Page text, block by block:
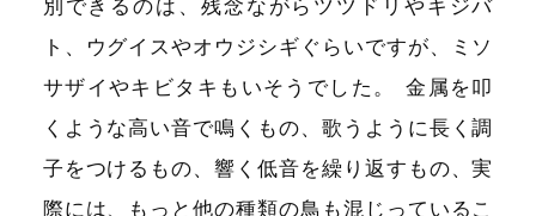
別できるのは、残念ながらツツドリやキジバ
ト、ウグイスやオウジシギぐらいですが、ミソ
サザイやキビタキもいそうでした 。
金属を叩
くような高い音で鳴くもの、歌うように長く調
子をつけるもの、響く低音を繰り返すもの、実
際には、もっと他の種類の鳥も混じっているこ